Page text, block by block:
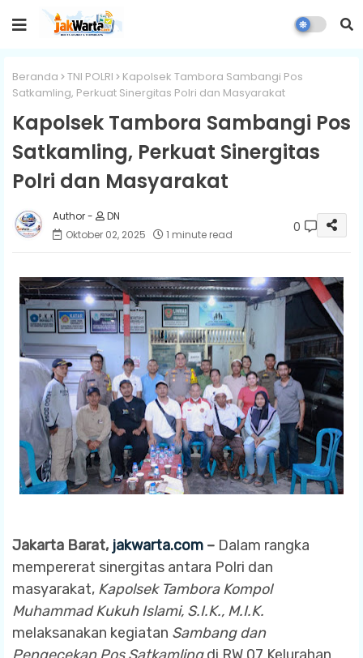
Beranda TNI POLRI
Kapolsek Tambora Sambangi Pos
Satkamling, Perkuat Sinergitas Polri dan Masyarakat
Kapolsek Tambora Sambangi Pos
Satkamling, Perkuat Sinergitas
Polri dan Masyarakat
DN
Oktober 02, 2025
1 minute read 0
Jakarta Barat, jakwarta.com – Dalam rangka
mempererat sinergitas antara Polri dan
masyarakat, Kapolsek Tambora Kompol
Muhammad Kukuh Islami, S.I.K., M.I.K.
melaksanakan kegiatan Sambang dan